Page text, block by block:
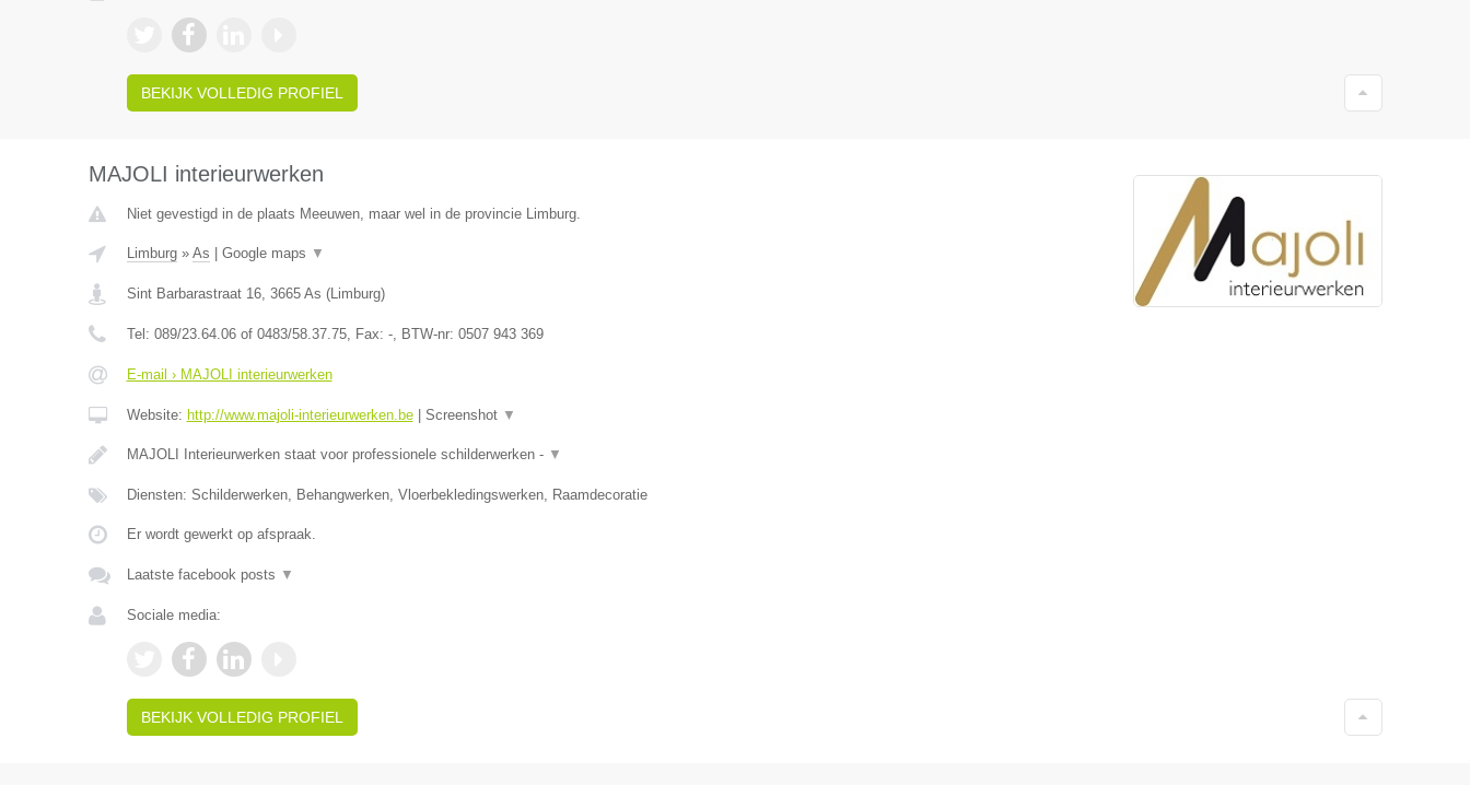
BEKIJK VOLLEDIG PROFIEL
MAJOLI interieurwerken
Niet gevestigd in de plaats Meeuwen, maar wel in de provincie Limburg.
Limburg» As Google maps ▼
Sint Barbarastraat 16, 3665 As (Limburg)
Tel: 089/23.64.06 of 0483/58.37.75, Fax: -, BTW-nr: 0507 943 369
E-mail › MAJOLI interieurwerken
Website: http://www.majoli-interieurwerken.be| Screenshot ▼
MAJOLI Interieurwerken staat voor professionele schilderwerken - ▼
Diensten: Schilderwerken, Behangwerken, Vloerbekledingswerken, Raamdecoratie
Er wordt gewerkt op afspraak.
Laatste facebook posts ▼
Sociale media:
BEKIJK VOLLEDIG PROFIEL